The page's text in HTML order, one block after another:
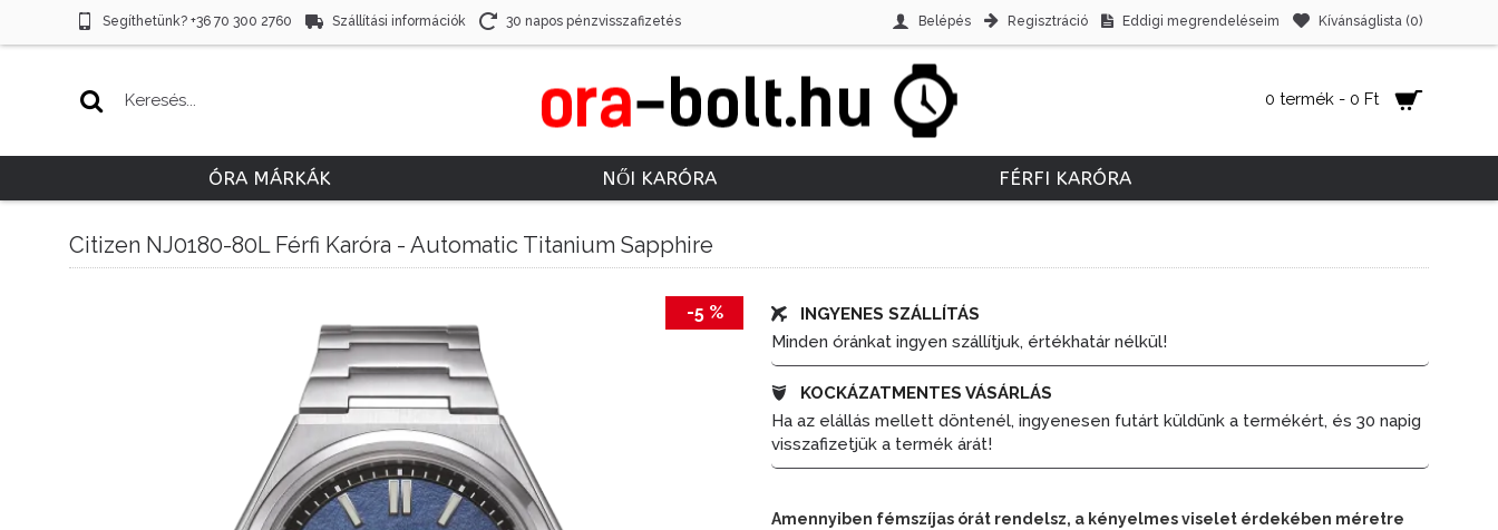
Segíthetünk? +36 70 300 2760 Szállítási információk 30 napos pénzvisszafizetés Belépés Regisztráció Eddigi megrendeléseim Kívánságlista (0)
0 termék - 0 Ft
ÓRA MÁRKÁK NŐI KARÓRA FÉRFI KARÓRA
Citizen NJ0180-80L Férfi Karóra - Automatic Titanium Sapphire
-5 %
INGYENES SZÁLLÍTÁS
Minden óránkat ingyen szállítjuk, értékhatár nélkül!
KOCKÁZATMENTES VÁSÁRLÁS
Ha az elállás mellett döntenél, ingyenesen futárt küldünk a termékért, és 30 napig
visszafizetjük a termék árát!
Amennyiben fémszíjas órát rendelsz, a kényelmes viselet érdekében méretre